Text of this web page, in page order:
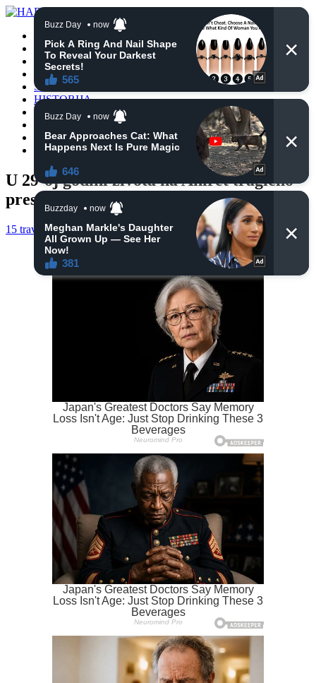
VIJESTI
BIH
TURSKA
SVIJET
HISTORIJA
RELIGIJA
ZANIMLJIVOSTI
CRNA HRONIKA
OBAVIJESTI
U 29-oj godini života na Ahiret tragično
preselio Asmir-Asko (Mustafa) Mandžić
15 travnja, 2021 haberhana OBAVIJESTI 0